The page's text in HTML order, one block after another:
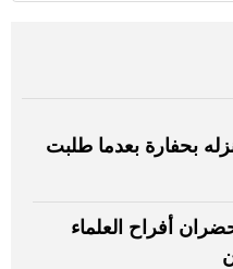
بحفارة بعدما طلبت
أفراح العلماء